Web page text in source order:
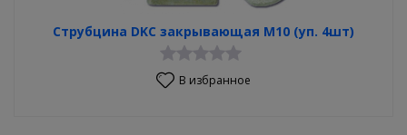
Струбцина DKC закрывающая М10 (уп. 4шт)
В избранное